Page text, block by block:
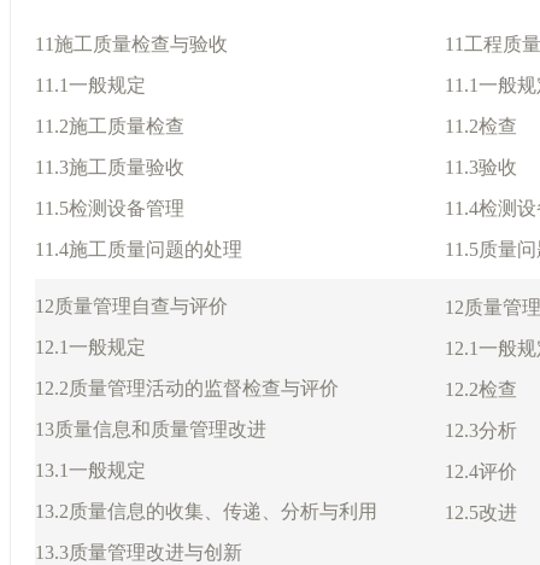
11施工质量检查与验收
11.1一般规定
11.2施工质量检查
11.3施工质量验收
11.5检测设备管理
11.4施工质量问题的处理
11工程质
11.1一般
11.2检查
11.3验收
11.4检测
11.5质量
12质量管理自查与评价
12.1一般规定
12.2质量管理活动的监督检查与评价
13质量信息和质量管理改进
13.1一般规定
13.2质量信息的收集、传递、分析与利用
13.3质量管理改进与创新
12质量管
12.1一般
12.2检查
12.3分析
12.4评价
12.5改进